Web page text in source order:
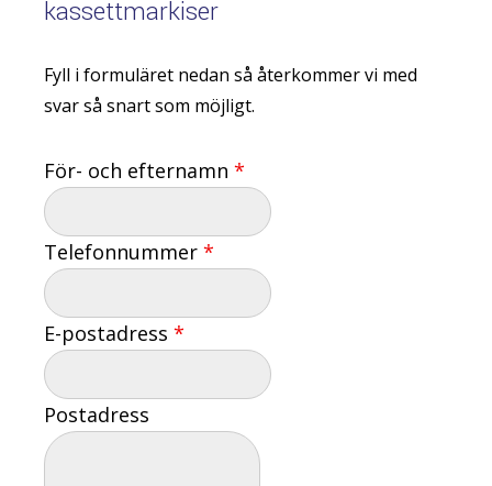
kassettmarkiser
Fyll i formuläret nedan så återkommer vi med
svar så snart som möjligt.
För- och efternamn*
Telefonnummer*
E-postadress*
Postadress